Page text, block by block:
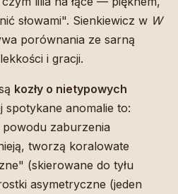
słowami". Sienkiewicz w W
porównania ze sarną
i gracji.
kozły o nietypowych
spotykane anomalie to:
zaburzenia
tworzą koralowate
(skierowane do tyłu
asymetryczne (jeden